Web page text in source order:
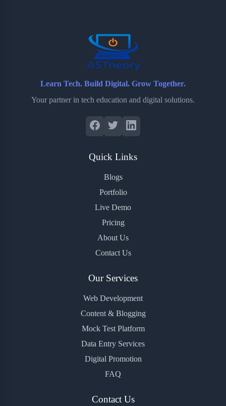
Learn Tech. Build Digital. Grow Together.
Your partner in tech education and digital solutions.
Quick Links
Blogs
Portfolio
Live Demo
Pricing
About Us
Contact Us
Our Services
Web Development
Content & Blogging
Mock Test Platform
Data Entry Services
Digital Promotion
FAQ
Contact Us